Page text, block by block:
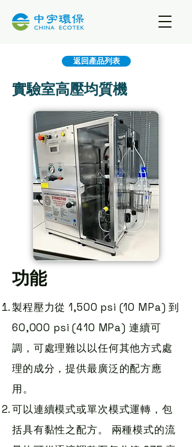
返回產品列表
實驗室高壓均質機
功能
製程壓力從 1,500 psi (10 MPa) 到
60,000 psi (410 MPa) 連續可
調，可處理難以以任何其他方式處
理的成分，提供最廣泛的配方應
用。
可以連續模式或單次模​​式運轉，包
括具有黏性之配方。 兩種模式的流